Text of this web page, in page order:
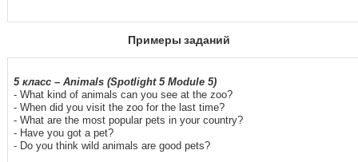
Примеры заданий
5 класс– Animals (Spotlight 5 Module 5)
- What kind of animals can you see at the zoo?
- When did you visit the zoo for the last time?
- What are the most popular pets in your country?
- Have you got a pet?
- Do you think wild animals are good pets?